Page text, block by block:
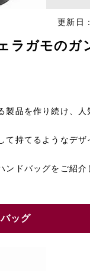
更新日
ラガモのガ
品を作り続け、人
て持てるようなデザ
ドバッグをご紹介
ッグ